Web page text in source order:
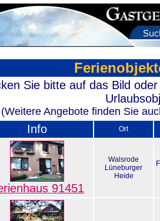
Sie bitte auf das Bild
(Weitere Angebote finden Sie
Info Ort
91451
Walsrode
Lüneburger
Heide